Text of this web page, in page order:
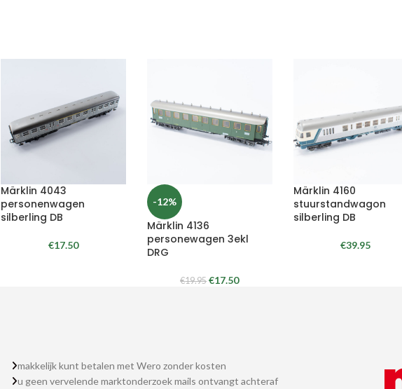
Märklin 4043
personenwagen
silberling DB
€17.50
-12%
Märklin 4136
personewagen 3ekl
DRG
€19.95 €17.50
Märklin 4160
stuurstandwagon
silberling DB
€39.95
makkelijk kunt betalen met Wero zonder kosten
u geen vervelende marktonderzoek mails ontvangt achteraf